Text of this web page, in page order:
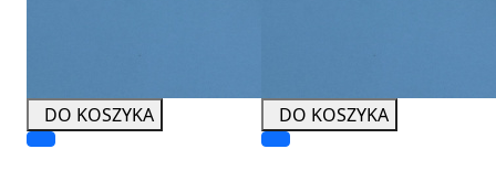
DO KOSZYKA DO KOSZYKA